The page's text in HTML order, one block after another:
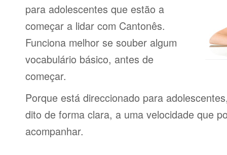
para adolescentes que estão a
começar a lidar com Cantonês.
Funciona melhor se souber algum
vocabulário básico, antes de
começar.
Porque está direccionado para
dito de forma clara, a uma velocidade que
acompanhar.